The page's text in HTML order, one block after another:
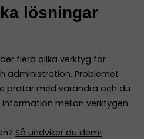
lösningar
flera olika verktyg för
administration. Problemet
pratar med varandra och du
mellan verktygen.
Så undviker du dem!